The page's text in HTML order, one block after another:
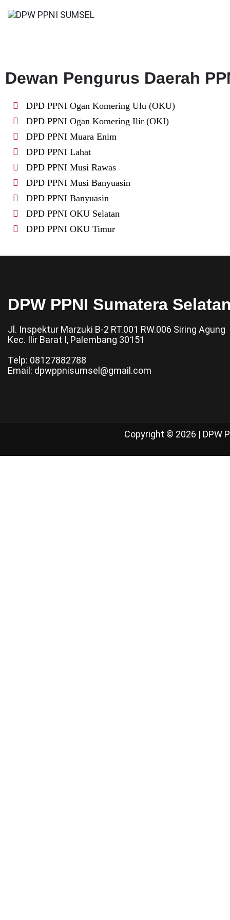
Dewan Pengurus Daerah
DPD PPNI Ogan Komering Ulu (OKU)
DPD PPNI Ogan Komering Ilir (OKI)
DPD PPNI Muara Enim
DPD PPNI Lahat
DPD PPNI Musi Rawas
DPD PPNI Musi Banyuasin
DPD PPNI Banyuasin
DPD PPNI OKU Selatan
DPD PPNI OKU Timur
DPW PPNI Sumatera
Jl. Inspektur Marzuki B-2 RT.001 RW.006 Siring Agung
Kec. Ilir Barat I, Palembang 30151
Telp: 08127882788
Email: dpwppnisumsel@gmail.com
Copyright © 2026 | DPW